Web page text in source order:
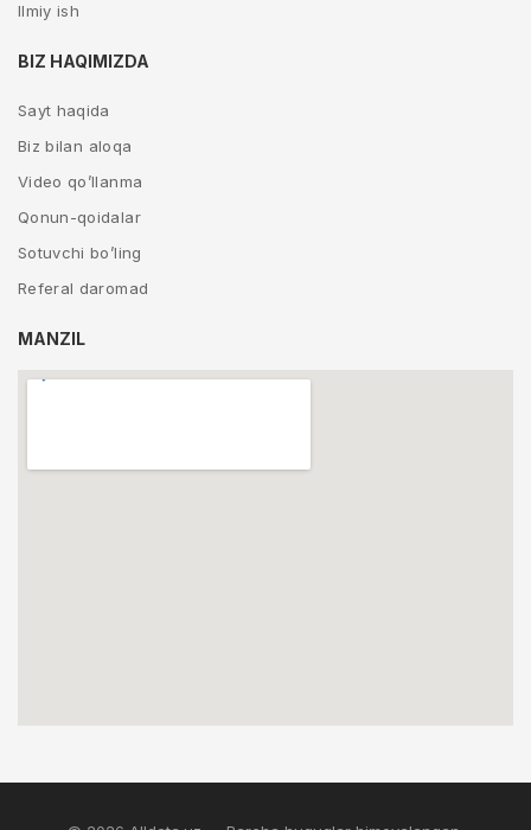
Ilmiy ish
BIZ HAQIMIZDA
Sayt haqida
Biz bilan aloqa
Video qo’llanma
Qonun-qoidalar
Sotuvchi bo’ling
Referal daromad
MANZIL